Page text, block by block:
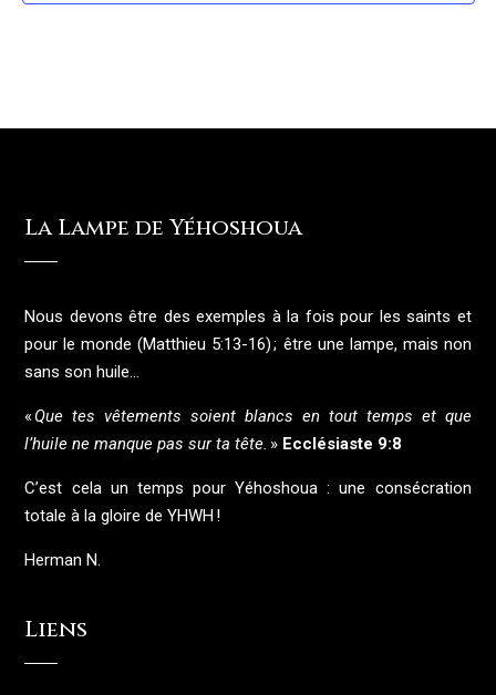
La Lampe de Yéhoshoua
Nous devons être des exemples à la fois pour les saints et
pour le monde (Matthieu 5:13-16) ; être une lampe, mais non
sans son huile…
«Que tes vêtements soient blancs en tout temps et que
l’huile ne manque pas sur ta tête. » Ecclésiaste 9:8
C’est cela un temps pour Yéhoshoua : une consécration
totale à la gloire de YHWH !
Herman N.
Liens